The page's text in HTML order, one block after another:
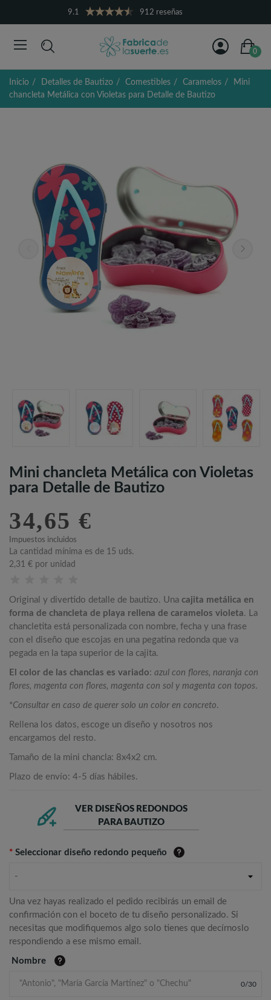
9.1 912 reseñas
0
Inicio Detalles de Bautizo Comestibles Caramelos
Mini
chancleta Metálica con Violetas para Detalle de Bautizo
Mini chancleta Metálica con Violetas
para Detalle de Bautizo
34,65 €
Impuestos incluidos
La cantidad mínima es de 15 uds.
2,31 € por unidad
Original y divertido detalle de bautizo. Una cajita metálica en
forma de chancleta de playa rellena de caramelos violeta. La
chancletita está personalizada con nombre, fecha y una frase
con el diseño que escojas en una pegatina redonda que va
pegada en la tapa superior de la cajita.
El color de las chanclas es variado: azul con flores, naranja con
flores, magenta con flores, magenta con sol y magenta con topos.
*Consultar en caso de querer solo un color en concreto.
Rellena los datos, escoge un diseño y nosotros nos
encargamos del resto.
Tamaño de la mini chancla: 8x4x2 cm.
Plazo de envío: 4-5 días hábiles.
VER DISEÑOS REDONDOS
PARA BAUTIZO
* Seleccionar diseño redondo pequeño
-
Una vez hayas realizado el pedido recibirás un email de
confirmación con el boceto de tu diseño personalizado. Si
necesitas que modifiquemos algo solo tienes que decírnoslo
respondiendo a ese mismo email.
Nombre
0/30